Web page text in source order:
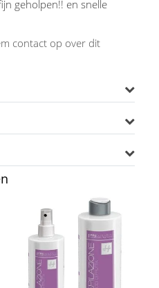
geholpen!! en snelle
contact op over dit